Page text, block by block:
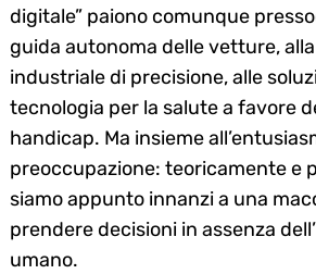
digitale” paiono comunque
guida autonoma delle vetture,
industriale di precisione, alle
tecnologia per la salute a favore
handicap. Ma insieme
preoccupazione: teoricamente e
siamo appunto innanzi a una
prendere decisioni in assenza
umano.